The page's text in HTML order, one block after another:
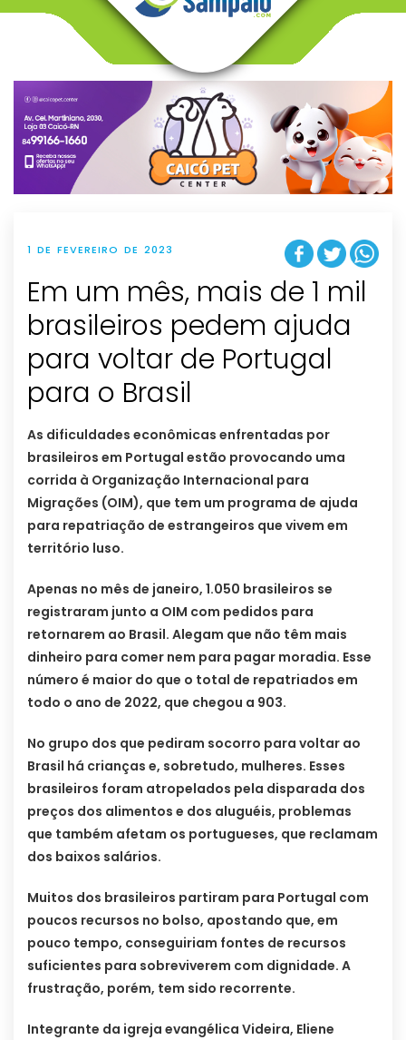
v
g
t
i
o
n
1 DE FEVEREIRO DE 2023
Em um mês, mais de 1 mil
brasileiros pedem ajuda
para voltar de Portugal
para o Brasil
As dificuldades econômicas enfrentadas por
brasileiros em Portugal estão provocando uma
corrida à Organização Internacional para
Migrações (OIM), que tem um programa de ajuda
para repatriação de estrangeiros que vivem em
território luso.
Apenas no mês de janeiro, 1.050 brasileiros se
registraram junto a OIM com pedidos para
retornarem ao Brasil. Alegam que não têm mais
dinheiro para comer nem para pagar moradia. Esse
número é maior do que o total de repatriados em
todo o ano de 2022, que chegou a 903.
No grupo dos que pediram socorro para voltar ao
Brasil há crianças e, sobretudo, mulheres. Esses
brasileiros foram atropelados pela disparada dos
preços dos alimentos e dos aluguéis, problemas
que também afetam os portugueses, que reclamam
dos baixos salários.
Muitos dos brasileiros partiram para Portugal com
poucos recursos no bolso, apostando que, em
pouco tempo, conseguiriam fontes de recursos
suficientes para sobreviverem com dignidade. A
frustração, porém, tem sido recorrente.
Integrante da igreja evangélica Videira, Eliene